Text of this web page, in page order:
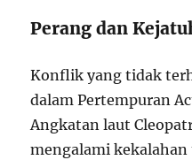
Perang dan
Konflik yang tidak
dalam Pertempuran
Angkatan laut
mengalami